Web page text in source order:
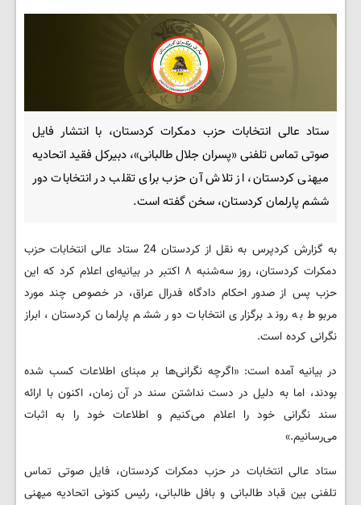
ستاد عالی انتخابات حزب دمکرات کردستان، با انتشار فایل
صوتی تماس تلفنی «پسران جلال طالبانی»، دبیرکل فقید اتحادیه
میهنی کردستان، از تلاش آن حزب برای تقلب در انتخابات دور
ششم پارلمان کردستان، سخن گفته است.
به گزارش کردپرس به نقل از کردستان 24 ستاد عالی انتخابات حزب
دمکرات کردستان، روز سه‌شنبه ۸ اکتبر در بیانیه‌ای اعلام کرد که این
حزب پس از صدور احکام دادگاه فدرال عراق، در خصوص چند مورد
مربوط به روند برگزاری انتخابات دور ششم پارلمان کردستان، ابراز
نگرانی کرده‌ است.
در بیانیه آمده است: «اگرچه نگرانی‌ها بر مبنای اطلاعات کسب شده
بودند، اما به دلیل در دست نداشتن سند در آن زمان، اکنون با ارائه
سند نگرانی خود را اعلام می‌کنیم و اطلاعات خود را به اثبات
می‌رسانیم.»
ستاد عالی انتخابات در حزب دمکرات کردستان، فایل صوتی تماس
تلفنی بین قباد طالبانی و بافل طالبانی، رئیس کنونی اتحادیه میهنی